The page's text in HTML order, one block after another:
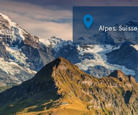
 Alpes, Suisse